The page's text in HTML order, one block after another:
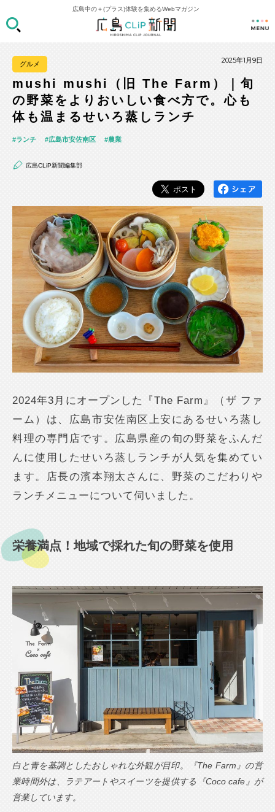
広島中の＋(プラス)体験を集めるWebマガジン
グルメ 2025年1月9日
mushi mushi（旧 The Farm）｜旬
の野菜をよりおいしい食べ方で。心も
体も温まるせいろ蒸しランチ
ランチ 広島市安佐南区 農業
広島CLiP新聞編集部
2024年3月にオープンした『The Farm』（ザ ファ
ーム）は、広島市安佐南区上安にあるせいろ蒸し
料理の専門店です。広島県産の旬の野菜をふんだ
んに使用したせいろ蒸しランチが人気を集めてい
ます。店長の濱本翔太さんに、野菜のこだわりや
ランチメニューについて伺いました。
栄養満点！地域で採れた旬の野菜を使用
白と青を基調としたおしゃれな外観が目印。『The Farm』の営
業時間外は、ラテアートやスイーツを提供する『Coco cafe』が
営業しています。